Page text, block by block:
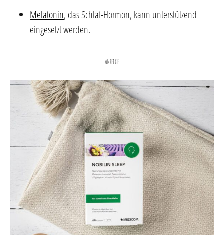
Melatonin, das Schlaf-Hormon, kann unterstützend
eingesetzt werden.
ANZEIGE